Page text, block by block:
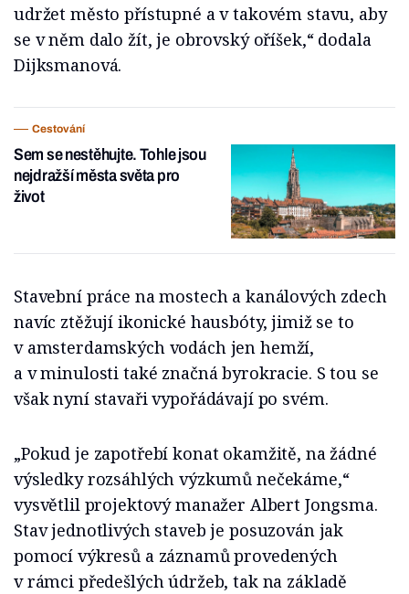
udržet město přístupné a v takovém stavu, aby
se v něm dalo žít, je obrovský oříšek,“ dodala
Dijksmanová.
Cestování
Sem se nestěhujte. Tohle jsou
nejdražší města světa pro
život
Stavební práce na mostech a kanálových zdech
navíc ztěžují ikonické hausbóty, jimiž se to
v amsterdamských vodách jen hemží,
a v minulosti také značná byrokracie. S tou se
však nyní stavaři vypořádávají po svém.
„Pokud je zapotřebí konat okamžitě, na žádné
výsledky rozsáhlých výzkumů nečekáme,“
vysvětlil projektový manažer Albert Jongsma.
Stav jednotlivých staveb je posuzován jak
pomocí výkresů a záznamů provedených
v rámci předešlých údržeb, tak na základě